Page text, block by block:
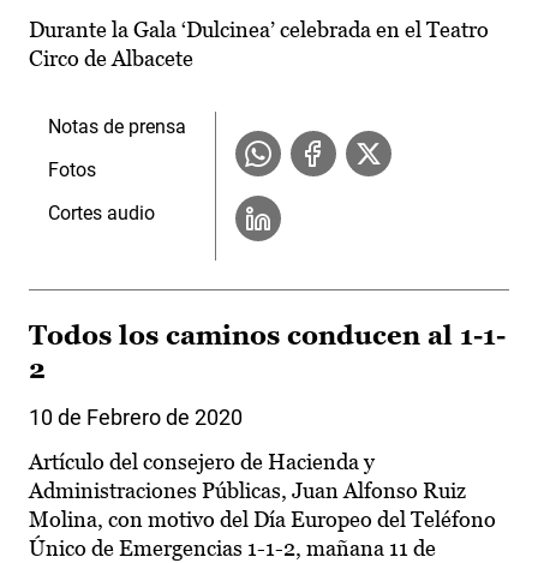
Durante la Gala ‘Dulcinea’ celebrada en el Teatro
Circo de Albacete
Notas de prensa
Fotos
Cortes audio
Todos los caminos conducen al 1-1-
2
10 de Febrero de 2020
Artículo del consejero de Hacienda y
Administraciones Públicas, Juan Alfonso Ruiz
Molina, con motivo del Día Europeo del Teléfono
Único de Emergencias 1-1-2, mañana 11 de